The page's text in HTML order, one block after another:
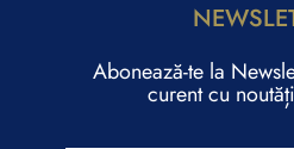
Abonează-te la
curent cu